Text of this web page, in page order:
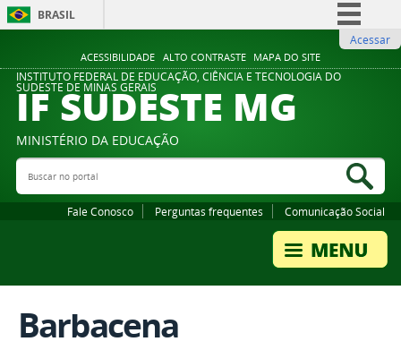
ACESSIBILIDADE ALTO CONTRASTE MAPA DO SITE
BRASIL
Comunica BR
Participe
Legislação
Acessar
INSTITUTO FEDERAL DE EDUCAÇÃO, CIÊNCIA E TECNOLOGIA DO
SUDESTE DE MINAS GERAIS
IF SUDESTE MG
MINISTÉRIO DA EDUCAÇÃO
Buscar no portal
Fale Conosco Perguntas frequentes Comunicação Social
Barbacena